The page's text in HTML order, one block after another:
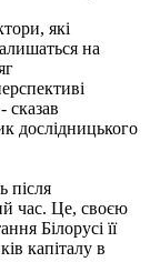
які
на
дослідницького
після
час. Це, своєю
Білорусі її
капіталу в